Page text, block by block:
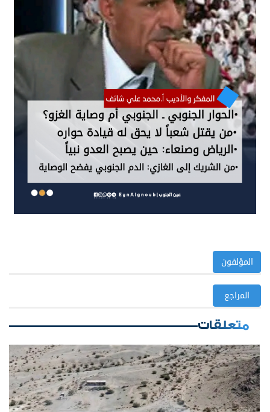
المؤلفون
المراجع
متعلقات